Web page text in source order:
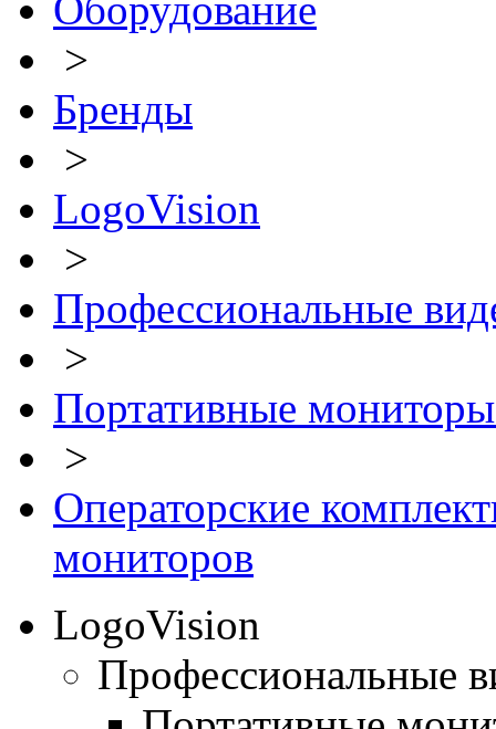
Оборудование
>
Бренды
>
LogoVision
>
Профессиональные
>
Портативные
>
Операторские
мониторов
LogoVision
Профессиональные